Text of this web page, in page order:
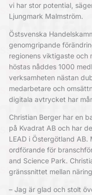
vi har stor potential,
Ljungmark Malmström.
Östsvenska
genomgripande
regionens viktigaste och
höstas nåddes 1000
verksamheten nästan
medarbetare och
digitala avtrycket har
Christian Berger har en
på Kvadrat AB och har
LEAD i Östergötland AB.
ordförande för
and Science Park.
gränssnittet mellan
– Jag är glad och stolt